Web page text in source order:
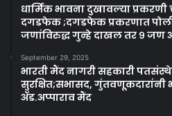
धार्मिक भावना दुखावल्या
दगडफेक ;दगडफेक प्रकरणात
जणांविरुद्ध गुन्हे दाखल तर ९ जण
September 29, 2025
भारती मैंद नागरी सहकारी
सुरक्षित;सभासद, गुंतवणूकदारांनी
ॲड.अप्पाराव मैंद